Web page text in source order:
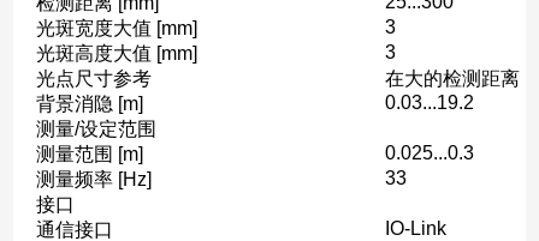
光斑宽度大值 [mm]
3
光斑高度大值 [mm]
3
光点尺寸参考
在大的检测距离
背景消隐 [m]
0.03...19.2
测量/设定范围
测量范围 [m]
0.025...0.3
测量频率 [Hz]
33
接口
通信接口
IO-Link